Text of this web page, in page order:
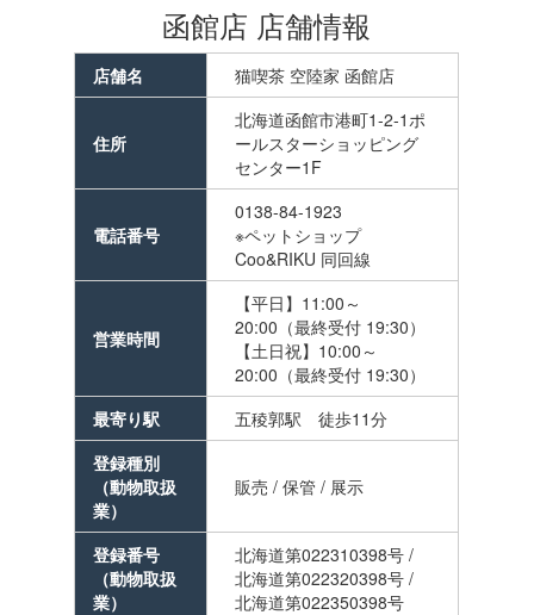
函館店 店舗情報
店舗名 猫喫茶 空陸家 函館店
住所
北海道函館市港町1-2-1ポ
ールスターショッピング
センター1F
電話番号
0138-84-1923
※ペットショップ
Coo&RIKU 同回線
営業時間
【平日】11:00～
20:00（最終受付 19:30）
【土日祝】10:00～
20:00（最終受付 19:30）
最寄り駅
五稜郭駅 徒歩11分
登録種別
（動物取扱
業）
販売 / 保管 / 展示
登録番号
（動物取扱
業）
北海道第022310398号 /
北海道第022320398号 /
北海道第022350398号